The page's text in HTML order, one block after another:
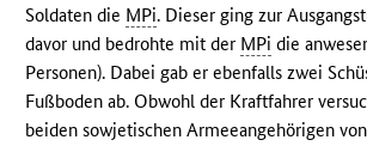
Soldaten die MPi. Dieser ging zur
davor und bedrohte mit der MPi die
Personen). Dabei gab er ebenfalls zwei
Fußboden ab. Obwohl der Kraftfahrer
beiden sowjetischen Armeeangehörigen